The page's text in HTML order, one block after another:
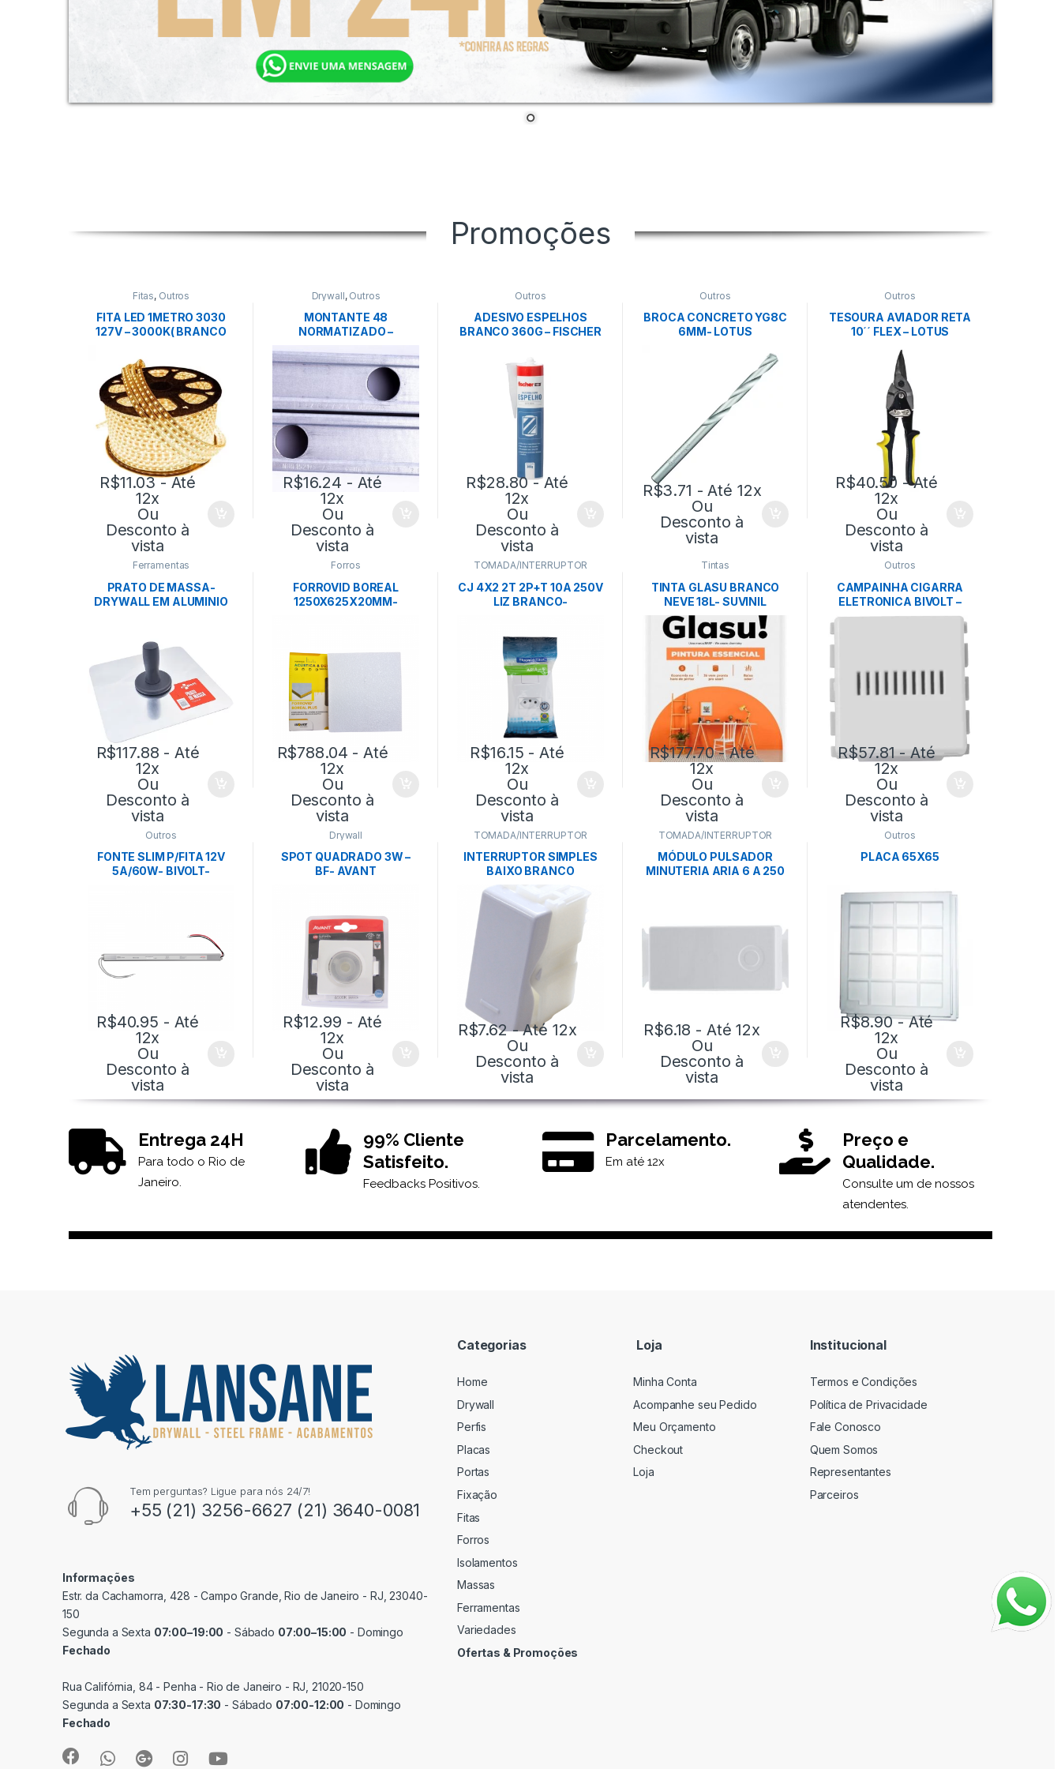
Promoções
Fitas, Outros
FITA LED 1METRO 3030
127V – 3000K( BRANCO
R$11.03- Até
12x
Ou
Desconto à
vista
Drywall, Outros
MONTANTE 48
NORMATIZADO –
R$16.24 - Até
12x
Ou
Desconto à
vista
Outros
ADESIVO ESPELHOS
BRANCO 360G – FISCHER
R$28.80- Até
12x
Ou
Desconto à
vista
Outros
BROCA CONCRETO YG8C
6MM- LOTUS
R$3.71 - Até 12x
Ou
Desconto à
vista
Outros
TESOURA AVIADOR RETA
10´´ FLEX – LOTUS
R$40.50 - Até
12x
Ou
Desconto à
vista
Ferramentas
PRATO DE MASSA-
DRYWALL EM ALUMINIO
R$117.88 - Até
12x
Ou
Desconto à
vista
Forros
FORROVID BOREAL
1250X625X20MM-
R$788.04 - Até
12x
Ou
Desconto à
vista
TOMADA/INTERRUPTOR
CJ 4X2 2T 2P+T 10A 250V
LIZ BRANCO-
R$16.15 - Até
12x
Ou
Desconto à
vista
Tintas
TINTA GLASU BRANCO
NEVE 18L- SUVINIL
R$177.70- Até
12x
Ou
Desconto à
vista
Outros
CAMPAINHA CIGARRA
ELETRONICA BIVOLT –
TRAMONTINA
R$57.81- Até
12x
Ou
Desconto à
vista
Outros
FONTE SLIM P/FITA 12V
5A/60W- BIVOLT-
R$40.95 - Até
12x
Ou
Desconto à
vista
Drywall
SPOT QUADRADO 3W –
BF- AVANT
R$12.99 - Até
12x
Ou
Desconto à
vista
TOMADA/INTERRUPTOR
INTERRUPTOR SIMPLES
BAIXO BRANCO
10A/250V- TRAMONTINA
R$7.62- Até 12x
Ou
Desconto à
vista
TOMADA/INTERRUPTOR
MÓDULO PULSADOR
MINUTERIA ARIA 6 A 250
R$6.18 - Até 12x
Ou
Desconto à
vista
Outros
PLACA 65X65
R$8.90- Até
12x
Ou
Desconto à
vista
Entrega 24H
Para todo o Rio de
Janeiro.
99% Cliente
Satisfeito.
Feedbacks Positivos.
Parcelamento.
Em até 12x
Preço e
Qualidade.
Consulte um de nossos
atendentes.
Tem perguntas? Ligue para nós 24/7!
+55 (21) 3256-6627 (21) 3640-0081
Informações
Estr. da Cachamorra, 428 - Campo Grande, Rio de Janeiro - RJ, 23040-
150
Segunda a Sexta 07:00–19:00 - Sábado 07:00–15:00 - Domingo
Fechado
Rua Califórnia, 84 - Penha - Rio de Janeiro - RJ, 21020-150
Segunda a Sexta 07:30-17:30 - Sábado 07:00-12:00 - Domingo
Fechado
Categorias
Home
Drywall
Perfis
Placas
Portas
Fixação
Fitas
Forros
Isolamentos
Massas
Ferramentas
Variedades
Ofertas & Promoções
Loja
Minha Conta
Acompanhe seu Pedido
Meu Orçamento
Checkout
Loja
Institucional
Termos e Condições
Política de Privacidade
Fale Conosco
Quem Somos
Representantes
Parceiros